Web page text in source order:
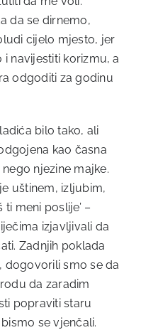
da se dirnemo,
cijelo mjesto, jer
navijestiti korizmu, a
odgoditi za godinu
bilo tako, ali
kao časna
njezine majke.
uštinem, izljubim,
ti meni poslije’ –
izjavljivali da
Zadnjih poklada
dogovorili smo se da
da zaradim
popraviti staru
se vjenčali.